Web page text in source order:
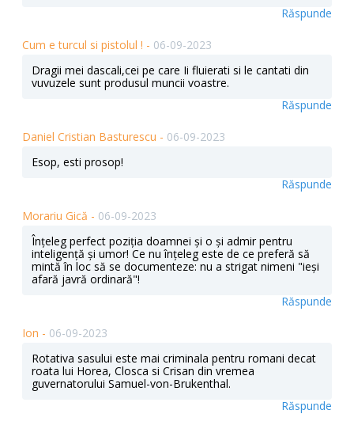
Răspunde
Cum e turcul si pistolul ! - 06-09-2023
Dragii mei dascali,cei pe care Ii fluierati si le cantati din
vuvuzele sunt produsul muncii voastre.
Răspunde
Daniel Cristian Basturescu - 06-09-2023
Esop, esti prosop!
Răspunde
Morariu Gică - 06-09-2023
Înțeleg perfect poziția doamnei și o și admir pentru
inteligență și umor! Ce nu înțeleg este de ce preferă să
mintă în loc să se documenteze: nu a strigat nimeni "ieși
afară javră ordinară"!
Răspunde
Ion - 06-09-2023
Rotativa sasului este mai criminala pentru romani decat
roata lui Horea, Closca si Crisan din vremea
guvernatorului Samuel-von-Brukenthal.
Răspunde